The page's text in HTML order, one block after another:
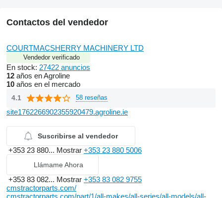
Contactos del vendedor
COURTMACSHERRY MACHINERY LTD
Vendedor verificado
En stock: 27422 anuncios
12 años en Agroline
10 años en el mercado
4.1 58 reseñas
site1762266902355920479.agroline.ie
Suscribirse al vendedor
+353 23 880... Mostrar +353 23 880 5006
Llámame Ahora
+353 83 082... Mostrar +353 83 082 9755
cmstractorparts.com/
cmstractorparts.com/part/1/all-makes/all-series/all-models/all-